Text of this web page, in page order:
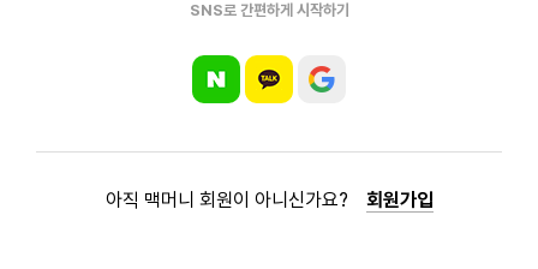
SNS로 간편하게 시작하기
아직 맥머니 회원이 아니신가요? 회원가입